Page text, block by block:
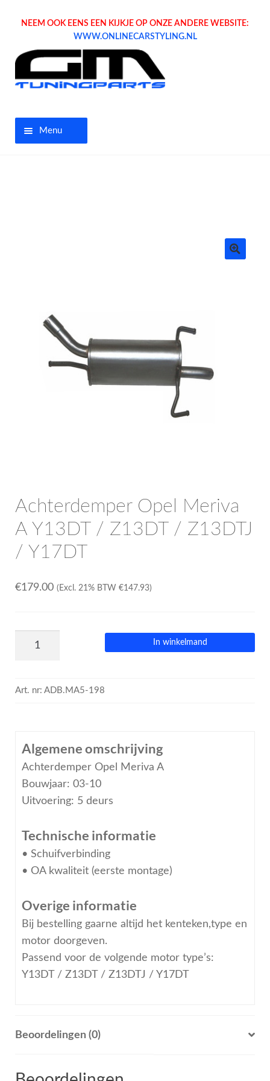
NEEM OOK EENS EEN KIJKJE OP ONZE ANDERE WEBSITE:
WWW.ONLINECARSTYLING.NL
Menu
Bedrijfswagen parts
Achterdemper Opel Meriva
A Y13DT / Z13DT / Z13DTJ
/ Y17DT
€179.00 (Excl. 21% BTW €147.93)
In winkelmand
Art. nr: ADB.MA5-198
Algemene omschrijving
Achterdemper Opel Meriva A
Bouwjaar: 03-10
Uitvoering: 5 deurs
Technische informatie
• Schuifverbinding
• OA kwaliteit (eerste montage)
Overige informatie
Bij bestelling gaarne altijd het kenteken,type en
motor doorgeven.
Passend voor de volgende motor type’s:
Y13DT / Z13DT / Z13DTJ / Y17DT
Beoordelingen (0)